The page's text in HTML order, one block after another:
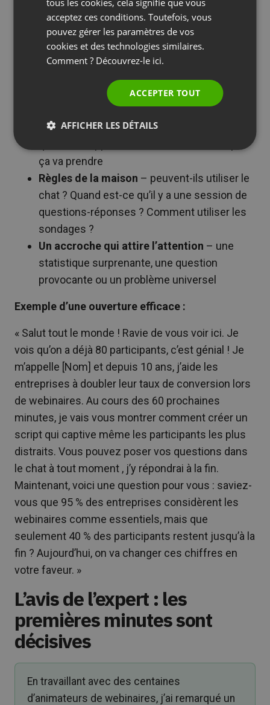
Accueil chaleureux
– remercie-les pour leur
temps (les gens apprécient vraiment qu’on
les reconnaisse)
– n’en fais pas trop avec les titres, mais
établis ta crédibilité
Programme clair – dis-leur exactement ce
ça va prendre
Règles de la maison – peuvent-ils utiliser le
chat ? Quand est-ce qu’il y a une session de
questions-réponses ? Comment utiliser les
sondages ?
Un accroche qui attire l’attention – une
statistique surprenante, une question
provocante ou un problème universel
Exemple d’une ouverture efficace :
« Salut tout le monde ! Ravie de vous voir ici. Je
vois qu’on a déjà 80 participants, c’est génial ! Je
m’appelle [Nom] et depuis 10 ans, j’aide les
entreprises à doubler leur taux de conversion lors
de webinaires. Au cours des 60 prochaines
minutes, je vais vous montrer comment créer un
script qui captive même les participants les plus
distraits. Vous pouvez poser vos questions dans
le chat à tout moment , j’y répondrai à la fin.
Maintenant, voici une question pour vous : saviez-
vous que 95 % des entreprises considèrent les
webinaires comme essentiels, mais que
seulement 40 % des participants restent jusqu’à la
fin ? Aujourd’hui, on va changer ces chiffres en
votre faveur. »
L’avis de l’expert : les
premières minutes sont
décisives
En travaillant avec des centaines
d’animateurs de webinaires, j’ai remarqué un
PORTUGUESE
tous les cookies, cela signifie que vous
acceptez ces conditions. Toutefois, vous
pouvez gérer les paramètres de vos
cookies et des technologies similaires.
Comment ? Découvrez-le ici.
ACCEPTER TOUT
AFFICHER LES DÉTAILS